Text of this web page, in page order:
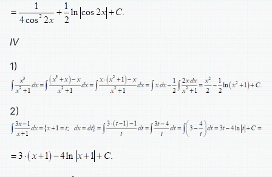
IV
1)
2)